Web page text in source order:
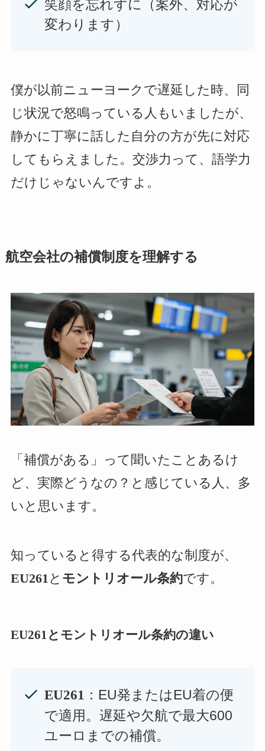
笑顔を忘れずに（案外、対応が
変わります）
僕が以前ニューヨークで遅延した時、同
じ状況で怒鳴っている人もいましたが、
静かに丁寧に話した自分の方が先に対応
してもらえました。交渉力って、語学力
だけじゃないんですよ。
航空会社の補償制度を理解する
「補償がある」って聞いたことあるけ
ど、実際どうなの？と感じている人、多
いと思います。
知っていると得する代表的な制度が、
EU261と モントリオール条約です。
EU261とモントリオール条約の違い
EU261 ：EU発またはEU着の便
で適用。遅延や欠航で最大600
ユーロまでの補償。